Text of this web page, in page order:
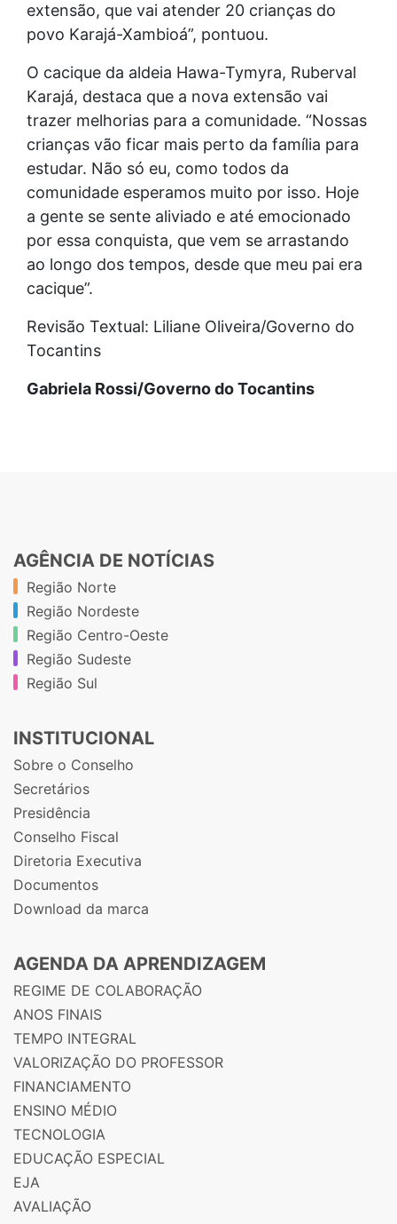
extensão, que vai atender 20 crianças do
povo Karajá-Xambioá”, pontuou.
O cacique da aldeia Hawa-Tymyra, Ruberval
Karajá, destaca que a nova extensão vai
trazer melhorias para a comunidade. “Nossas
crianças vão ficar mais perto da família para
estudar. Não só eu, como todos da
comunidade esperamos muito por isso. Hoje
a gente se sente aliviado e até emocionado
por essa conquista, que vem se arrastando
ao longo dos tempos, desde que meu pai era
cacique”.
Revisão Textual: Liliane Oliveira/Governo do
Tocantins
Gabriela Rossi/Governo do Tocantins
AGÊNCIA DE NOTÍCIAS
Região Norte
Região Nordeste
Região Centro-Oeste
Região Sudeste
Região Sul
INSTITUCIONAL
Sobre o Conselho
Secretários
Presidência
Conselho Fiscal
Diretoria Executiva
Documentos
Download da marca
AGENDA DA APRENDIZAGEM
REGIME DE COLABORAÇÃO
ANOS FINAIS
TEMPO INTEGRAL
VALORIZAÇÃO DO PROFESSOR
FINANCIAMENTO
ENSINO MÉDIO
TECNOLOGIA
EDUCAÇÃO ESPECIAL
EJA
AVALIAÇÃO